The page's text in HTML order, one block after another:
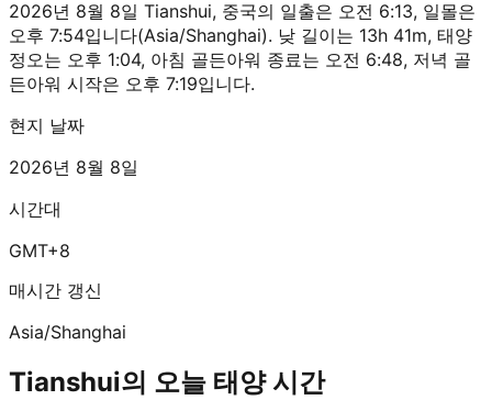
2026년 8월 8일 Tianshui, 중국의 일출은 오전 6:13, 일몰은
오후 7:54입니다(Asia/Shanghai). 낮 길이는 13h 41m, 태양
정오는 오후 1:04, 아침 골든아워 종료는 오전 6:48, 저녁 골
든아워 시작은 오후 7:19입니다.
현지 날짜
2026년 8월 8일
시간대
GMT+8
매시간 갱신
Asia/Shanghai
Tianshui의 오늘 태양 시간